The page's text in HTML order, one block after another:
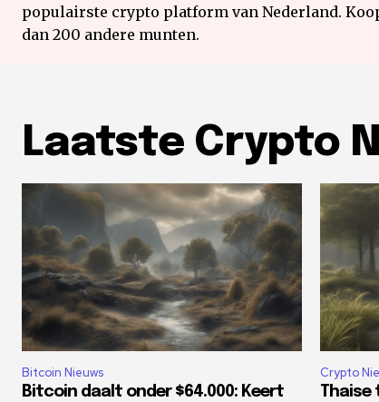
populairste crypto platform van Nederland.
dan 200 andere munten.
Laatste Crypto
Bitcoin Nieuws
Bitcoin daalt onder $64.000: Keert
Crypto